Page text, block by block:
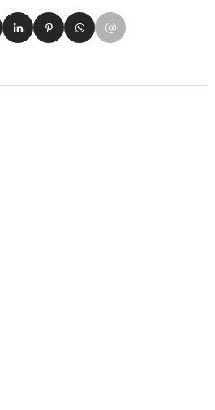
Facebook
su X
Condividi su LinkedIn
Condividi su Pinterest
Condividi su WhatsApp
Condividi su Email